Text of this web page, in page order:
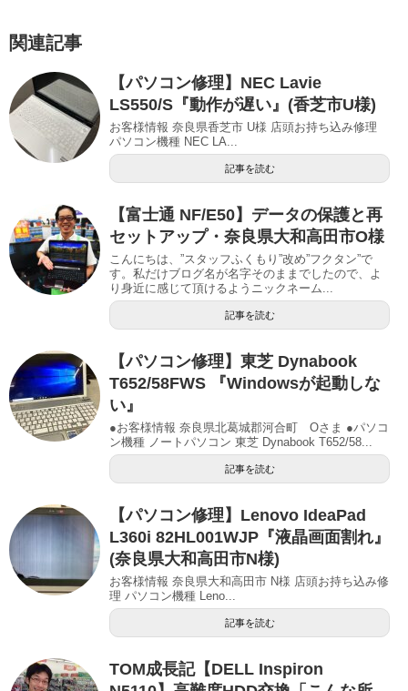
関連記事
【パソコン修理】NEC Lavie
LS550/S『動作が遅い』(香芝市U様)
お客様情報 奈良県香芝市 U様 店頭お持ち込み修理
パソコン機種 NEC LA...
記事を読む
【富士通 NF/E50】データの保護と再
セットアップ・奈良県大和高田市O様
こんにちは、”スタッフふくもり”改め”フクタン”で
す。私だけブログ名が名字そのままでしたので、よ
り身近に感じて頂けるようニックネーム...
記事を読む
【パソコン修理】東芝 Dynabook
T652/58FWS 『Windowsが起動しな
い』
●お客様情報 奈良県北葛城郡河合町 Oさま ●パソコ
ン機種 ノートパソコン 東芝 Dynabook T652/58...
記事を読む
【パソコン修理】Lenovo IdeaPad
L360i 82HL001WJP『液晶画面割れ』
(奈良県大和高田市N様)
お客様情報 奈良県大和高田市 N様 店頭お持ち込み修
理 パソコン機種 Leno...
記事を読む
TOM成長記【DELL Inspiron